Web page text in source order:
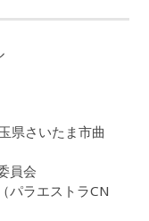
県さいたま市曲
員会
パラエストラCN